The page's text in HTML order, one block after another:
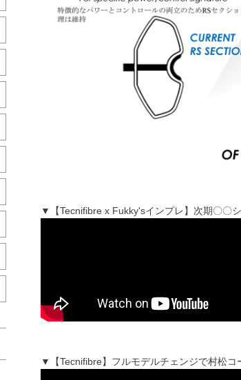
▼【Tecnifibre x Fukky'sインプレ】次期〇〇
▼【Tecnifibre】フルモデルチェンジで村松コ